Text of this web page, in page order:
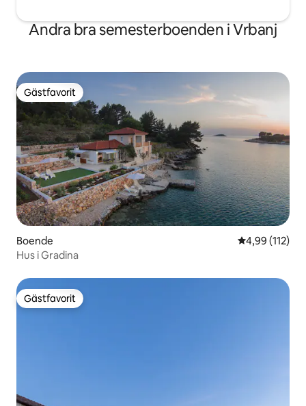
Andra bra semesterboenden i Vrbanj
Gästfavorit
Gästfavorit
Boende 4,99 av 5 i
4,99 (112)
Hus i Gradina
Gästfavorit
Gästfavorit